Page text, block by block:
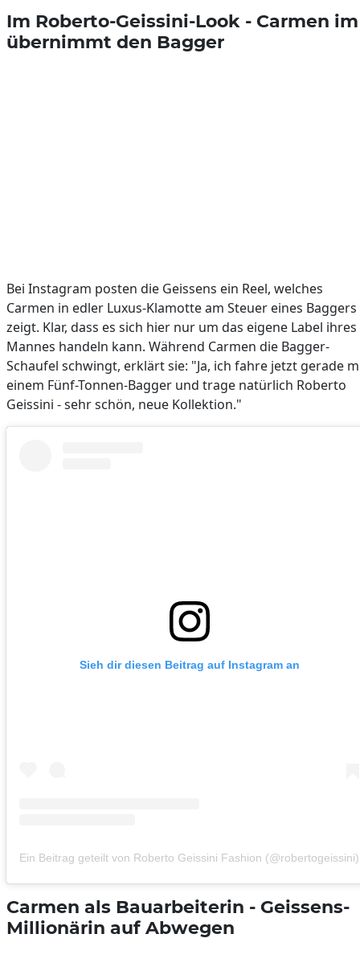
Im Roberto-Geissini-Look - Carmen im
übernimmt den Bagger
Bei Instagram posten die Geissens ein Reel, welches
Carmen in edler Luxus-Klamotte am Steuer eines Baggers
zeigt. Klar, dass es sich hier nur um das eigene Label ihres
Mannes handeln kann. Während Carmen die Bagger-
Schaufel schwingt, erklärt sie: "Ja, ich fahre jetzt gerade
einem Fünf-Tonnen-Bagger und trage natürlich Roberto
Geissini - sehr schön, neue Kollektion."
Sieh dir diesen Beitrag auf Instagram an
Ein Beitrag geteilt von Roberto Geissini Fashion (@robertogeissini)
Carmen als Bauarbeiterin - Geissens-
Millionärin auf Abwegen